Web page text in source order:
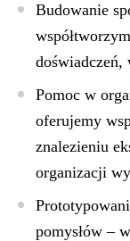
Budowanie
doświadczeń,
Pomoc w
oferujemy
znalezieniu
organizacji
pomysłów –